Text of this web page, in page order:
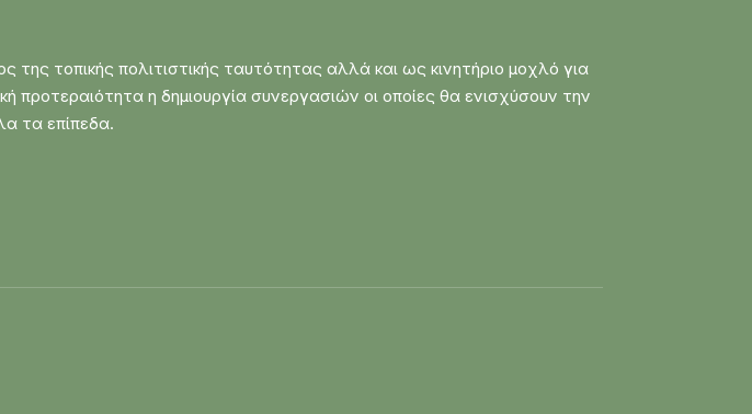
τοπικής πολιτιστικής ταυτότητας αλλά και ως κινητήριο μοχλό για
προτεραιότητα η δημιουργία συνεργασιών οι οποίες θα ενισχύσουν την
τα επίπεδα.